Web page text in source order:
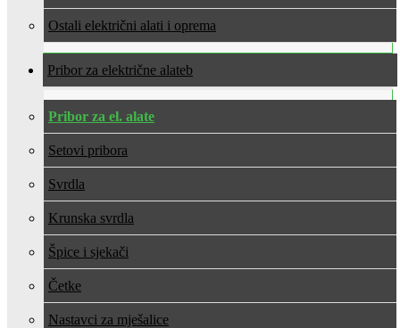
Ostali električni alati i oprema
Pribor za električne alate
Pribor za el. alate
Setovi pribora
Svrdla
Krunska svrdla
Špice i sjekači
Četke
Nastavci za mješalice